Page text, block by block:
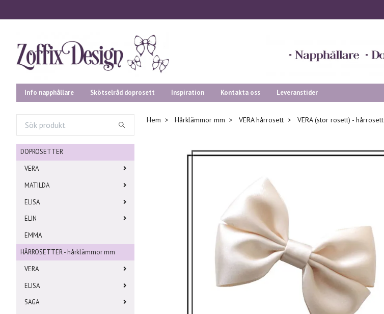
Info napphållare Skötselråd doprosett Inspiration Kontakta oss Leveranstider
DOPROSETTER
VERA
MATILDA
ELISA
ELIN
EMMA
HÅRROSETTER - hårklämmor mm
VERA
ELISA
SAGA
Hem Hårklämmor mm VERA hårrosett VERA (stor rosett) - hårrosett